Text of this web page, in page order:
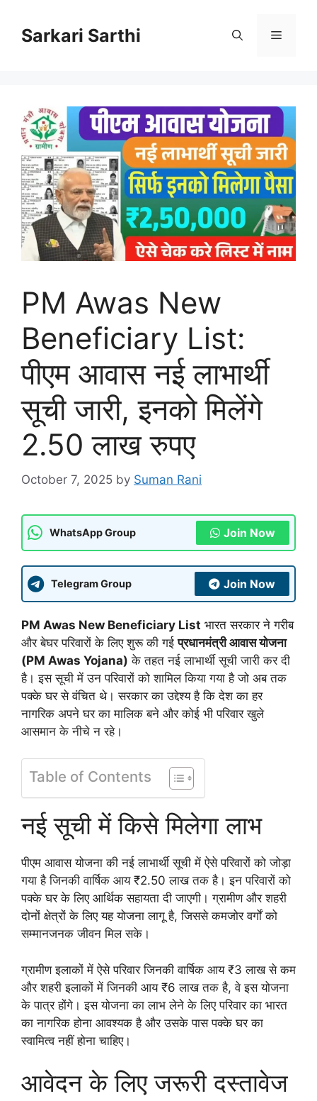
contentSarkari Sarthi Menu
PM Awas New
Beneficiary List:
पीएम आवास नई लाभार्थी
सूची जारी, इनको मिलेंगे
2.50 लाख रुपए
October 7, 2025 by Suman Rani
WhatsApp Group Join Now
Telegram Group Join Now
PM Awas New Beneficiary List भारत सरकार ने गरीब
और बेघर परिवारों के लिए शुरू की गईप्रधानमंत्री आवास योजना
(PM Awas Yojana) के तहत नई लाभार्थी सूची जारी कर दी
है। इस सूची में उन परिवारों को शामिल किया गया है जो अब तक
पक्के घर से वंचित थे। सरकार का उद्देश्य है कि देश का हर
नागरिक अपने घर का मालिक बने और कोई भी परिवार खुले
आसमान के नीचे न रहे।
Table of Contents
नई सूची में किसे मिलेगा लाभ
पीएम आवास योजना की नई लाभार्थी सूची में ऐसे परिवारों को जोड़ा
गया है जिनकी वार्षिक आय ₹2.50 लाख तक है। इन परिवारों को
पक्के घर के लिए आर्थिक सहायता दी जाएगी। ग्रामीण और शहरी
दोनों क्षेत्रों के लिए यह योजना लागू है, जिससे कमजोर वर्गों को
सम्मानजनक जीवन मिल सके।
ग्रामीण इलाकों में ऐसे परिवार जिनकी वार्षिक आय ₹3 लाख से कम
और शहरी इलाकों में जिनकी आय ₹6 लाख तक है, वे इस योजना
के पात्र होंगे। इस योजना का लाभ लेने के लिए परिवार का भारत
का नागरिक होना आवश्यक है और उसके पास पक्के घर का
स्वामित्व नहीं होना चाहिए।
आवेदन के लिए जरूरी दस्तावेज